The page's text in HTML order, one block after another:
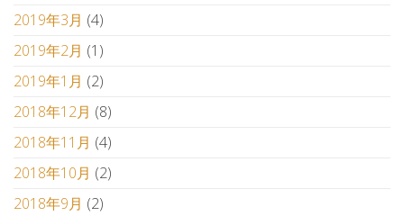
2019年3月 (4)
2019年2月 (1)
2019年1月 (2)
2018年12月 (8)
2018年11月 (4)
2018年10月 (2)
2018年9月 (2)